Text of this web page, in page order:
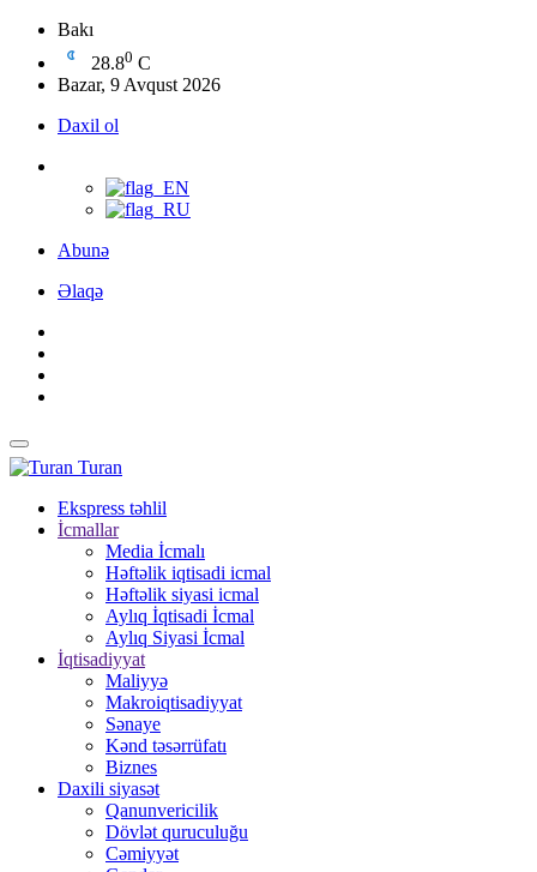
Bakı
28.80 C
Bazar, 9 Avqust 2026
Daxil ol
Abunə
Əlaqə
Turan
Ekspress təhlil
İcmallar
Media İcmalı
Həftəlik iqtisadi icmal
Həftəlik siyasi icmal
Aylıq İqtisadi İcmal
Aylıq Siyasi İcmal
İqtisadiyyat
Maliyyə
Makroiqtisadiyyat
Sənaye
Kənd təsərrüfatı
Biznes
Daxili siyasət
Qanunvericilik
Dövlət quruculuğu
Cəmiyyət